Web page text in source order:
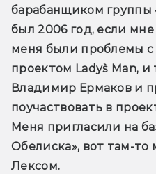
барабанщиком группы
был 2006 год, если
меня были проблемы
проектом Lady`s Man,
Владимир Ермаков и
поучаствовать в
Меня пригласили на
Обелиска», вот там-
Лексом.